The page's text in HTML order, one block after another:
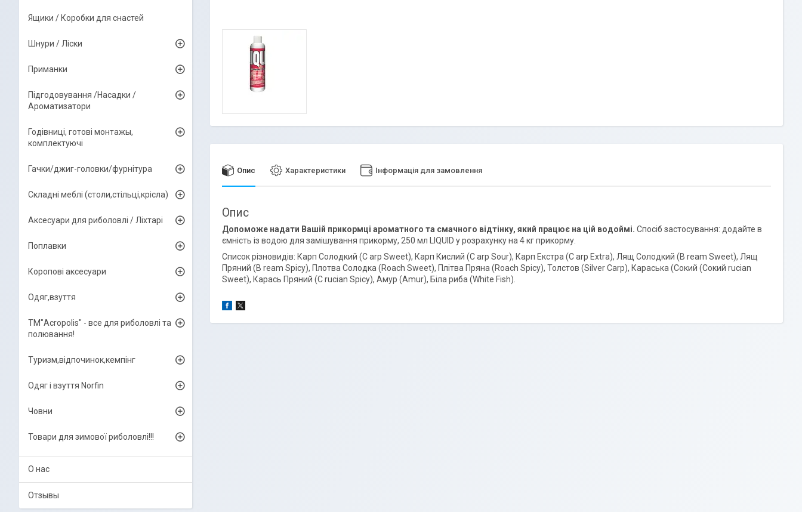
Опис Характеристики Інформація для замовлення
Опис
Допоможе надати Вашій прикормці ароматного та смачного відтінку, який працює на цій водоймі. Спосіб застосування: додайте в
ємність із водою для замішування прикорму, 250 мл LIQUID у розрахунку на 4 кг прикорму.
Список різновидів: Карп Солодкий (С arp Sweet), Карп Кислий (С arp Sour), Карп Екстра (С arp Extra), Лящ Солодкий (В ream Sweet), Лящ
Пряний (В ream Spicy), Плотва Солодка (Roach Sweet), Плітва Пряна (Roach Spicy), Толстов (Silver Carp), Караська (Сокий (Сокий rucian
Sweet), Карась Пряний (C rucian Spicy), Амур (Amur), Біла риба (White Fish).
Ящики / Коробки для снастей
Шнури / Ліски
Приманки
Підгодовування /Насадки /
Ароматизатори
Годівниці, готові монтажы,
комплектуючі
Гачки/джиг-головки/фурнітура
Складні меблі (столи,стільці,крісла)
Аксесуари для риболовлі / Ліхтарі
Поплавки
Коропові аксесуари
Одяг,взуття
ТМ"Acropolis" - все для риболовлі та
полювання!
Туризм,відпочинок,кемпінг
Одяг і взуття Norfin
Човни
Товари для зимової риболовлі!!!
О нас
Отзывы